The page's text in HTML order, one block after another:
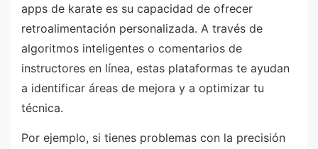
apps de karate es su capacidad de ofrecer
retroalimentación personalizada. A través de
algoritmos inteligentes o comentarios de
instructores en línea, estas plataformas te ayudan
a identificar áreas de mejora y a optimizar tu
técnica.
Por ejemplo, si tienes problemas con la precisión